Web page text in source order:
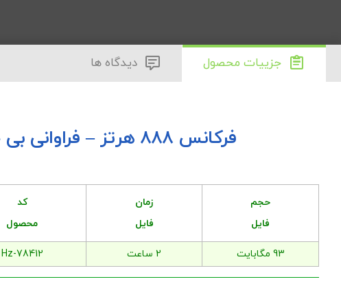
جزییات محصول دیدگاه ها
فرکانس 888 هرتز – فراوانی بی حد و حصر
حجم
فایل
زمان
فایل
کد
محصول
93 مگابایت 2 ساعت Hz-78412